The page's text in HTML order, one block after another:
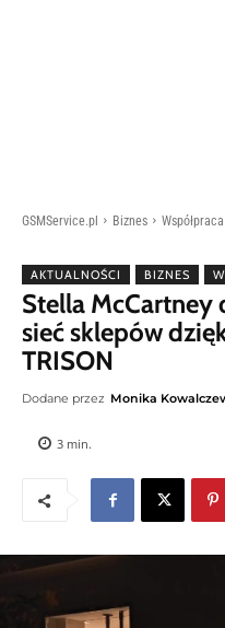
GSMService.pl Biznes Współpraca
AKTUALNOŚCI BIZNES
Stella
sieć sklepów
TRISON
Dodane przez Monika
3 min.